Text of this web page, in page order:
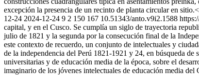
excepción la presencia de un recinto de planta circular en
12-24 2024-12-24 9 2 150 167 10.51343/anto.v9i2.1588
capital, y en el Cusco. Se cumplía un siglo de trayectoria
julio de 1821 y la segunda por la consecución final de la
este contexto de recuerdo, un conjunto de intelectuales y
de la independencia del Perú 1821-1921 y 24, en búsqueda
universitarias y de educación media de la época, sobre el
imaginario de los jóvenes intelectuales de educación media